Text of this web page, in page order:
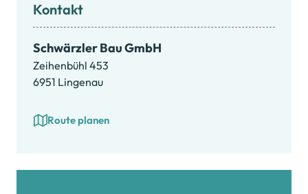
Kontakt
Schwärzler Bau GmbH
Zeihenbühl 453
6951 Lingenau
Route planen